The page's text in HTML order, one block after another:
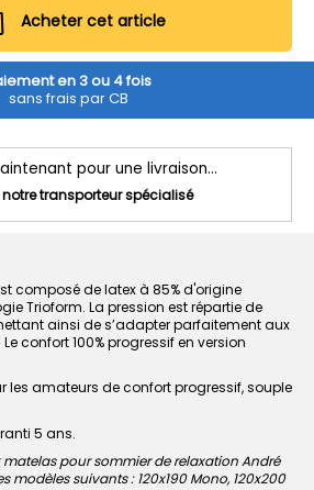
Acheter cet article
en 3 ou 4 fois
sans frais par CB
pour une livraison...
notre transporteur spécialisé
composé de latex à 85% d'origine
Trioform. La pression est répartie de
ainsi de s’adapter parfaitement aux
confort 100% progressif en version
les amateurs de confort progressif, souple
5 ans.
pour sommier de relaxation André
modèles suivants : 120x190 Mono, 120x200